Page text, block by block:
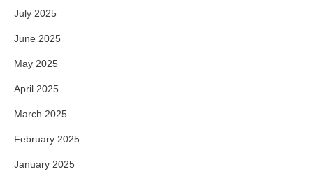
July 2025
June 2025
May 2025
April 2025
March 2025
February 2025
January 2025